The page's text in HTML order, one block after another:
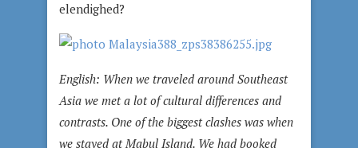
elendighed?
English: When we traveled around Southeast
Asia we met a lot of cultural differences and
contrasts. One of the biggest clashes was when
we stayed at Mabul Island. We had booked